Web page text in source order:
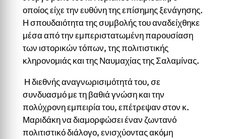
οποίος είχε την ευθύνη της επίσημης ξενάγησης.
Η σπουδαιότητα της συμβολής του αναδείχθηκε
μέσα από την εμπεριστατωμένη παρουσίαση
των ιστορικών τόπων, της πολιτιστικής
κληρονομιάς και της Ναυμαχίας της Σαλαμίνας.
Η διεθνής αναγνωρισιμότητά του, σε
συνδυασμό με τη βαθιά γνώση και την
πολύχρονη εμπειρία του, επέτρεψαν στον κ.
Μαριδάκη να διαμορφώσει έναν ζωντανό
πολιτιστικό διάλογο, ενισχύοντας ακόμη